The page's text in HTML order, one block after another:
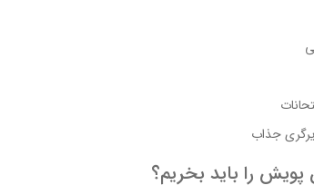
جذاب
را باید بخریم؟